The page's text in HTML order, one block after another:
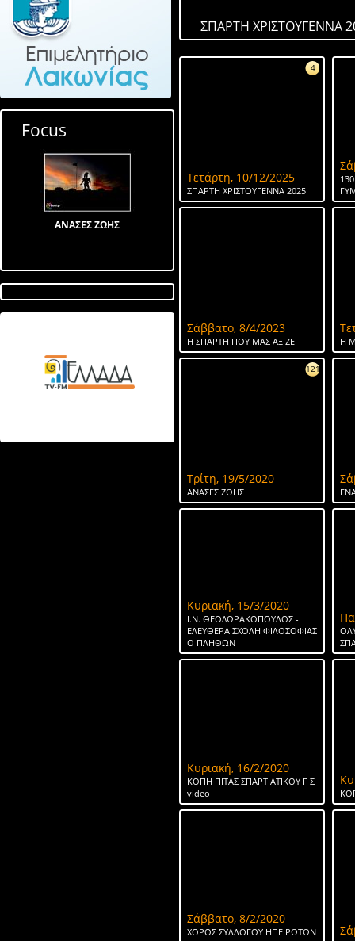
Focus
ΑΝΑΣΕΣ ΖΩΗΣ
ΤΟ ΝΕΡΟ ΤΗΣ ΣΠΑΡΤΗΣ
ΣΠΑΡΤΗ ΧΡΙΣΤΟΥΓΕΝΝΑ
4
Τετάρτη, 10/12/2025
ΣΠΑΡΤΗ ΧΡΙΣΤΟΥΓΕΝΝΑ 2025
Σάββατο, 8/4/2023
Η ΣΠΑΡΤΗ ΠΟΥ ΜΑΣ ΑΞΙΖΕΙ Η
121
Τρίτη, 19/5/2020
ΑΝΑΣΕΣ ΖΩΗΣ
Κυριακή, 15/3/2020
Ι.Ν. ΘΕΟΔΩΡΑΚΟΠΟΥΛΟΣ -
ΕΛΕΥΘΕΡΑ ΣΧΟΛΗ ΦΙΛΟΣΟΦΙΑΣ
Ο ΠΛΗΘΩΝ
Κυριακή, 16/2/2020
ΚΟΠΗ ΠΙΤΑΣ ΣΠΑΡΤΙΑΤΙΚΟΥ Γ Σ
video
Σάββατο, 8/2/2020
ΧΟΡΟΣ ΣΥΛΛΟΓΟΥ ΗΠΕΙΡΩΤΩΝ